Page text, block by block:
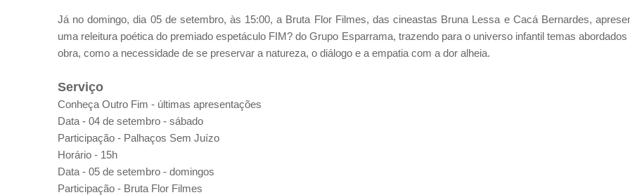
Já no domingo, dia 05 de setembro, às 15:00, a Bruta Flor Filmes, das cineastas Bruna Lessa e Cacá Bernardes,
uma releitura poética do premiado espetáculo FIM? do Grupo Esparrama, trazendo para o universo infantil temas abordados
obra, como a necessidade de se preservar a natureza, o diálogo e a empatia com a dor alheia.
Serviço
Conheça Outro Fim - últimas apresentações
Data - 04 de setembro - sábado
Participação - Palhaços Sem Juízo
Horário - 15h
Data - 05 de setembro - domingos
Participação - Bruta Flor Filmes